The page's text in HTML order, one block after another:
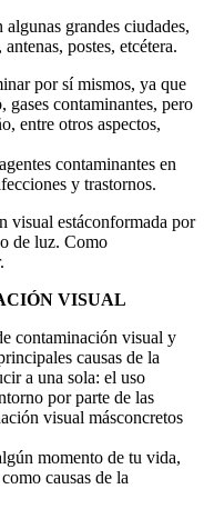
grandes ciudades,
postes, etcétera.
por sí mismos, ya que
contaminantes, pero
entre otros aspectos,
contaminantes en
y trastornos.
visual estáconformada por
de luz. Como
VISUAL
contaminación visual y
causas de la
a una sola: el uso
por parte de las
visual másconcretos
momento de tu vida,
causas de la